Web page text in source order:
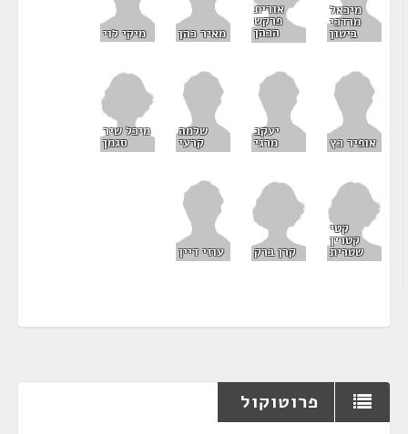
מיכאל
מרדכי
ביטון
אורית
פרקש
הכהן מאיר כהן מיקי לוי
אופיר כץ
יעקב
מרגי
שלמה
קרעי
מיכל שיר
סגמן
קטי
קטרין
שטרית קרן ברק עוזי דיין
פרוטוקול